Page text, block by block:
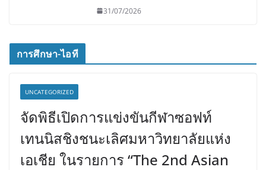
31/07/2026
การศึกษา-ไอที
UNCATEGORIZED
จัดพิธีเปิดการแข่งขันกีฬาซอฟท์
เทนนิสชิงชนะเลิศมหาวิทยาลัยแห่ง
เอเชีย ในรายการ “The 2nd Asian